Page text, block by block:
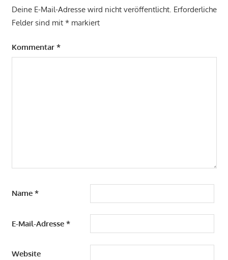
Deine E-Mail-Adresse wird nicht veröffentlicht. Erforderliche
Felder sind mit *markiert
Kommentar *
Name *
E-Mail-Adresse *
Website